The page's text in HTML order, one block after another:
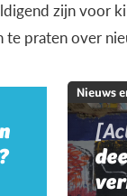
zijn voor
praten over
Nieuws